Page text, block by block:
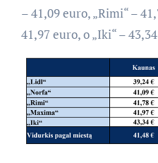
– 41,09 euro, „Rimi“ –
41,97 euro, o „Iki“ –